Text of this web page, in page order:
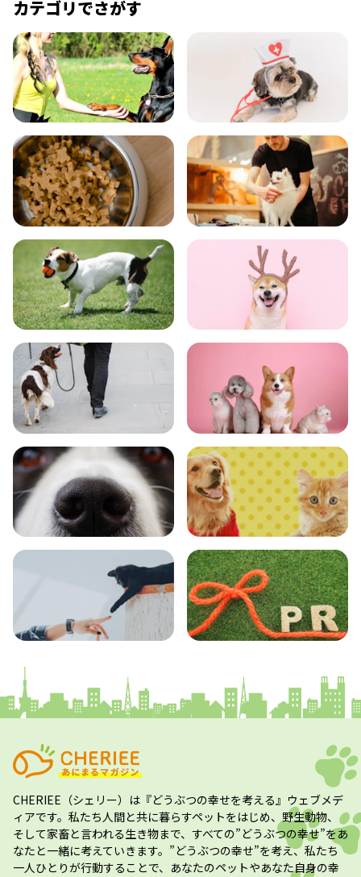
カテゴリでさがす
飼い方 健康
食事 お手入れ
トレーニング グッズ
おでかけ 図鑑
エンタメ クイズ
CHERIEE（シェリー） は『どうぶつの幸せを考える』ウェブメデ
ィアです。私たち人間と共に暮らすペットをはじめ、野生動物、
そして家畜と言われる生き物まで、すべての”どうぶつの幸せ”をあ
なたと一緒に考えていきます。”どうぶつの幸せ”を考え、私たち
一人ひとりが行動することで、あなたのペットやあなた自身の幸